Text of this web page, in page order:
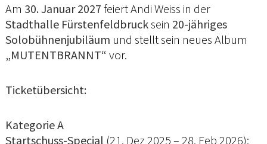
Am 30. Januar 2027 feiert Andi Weiss in der
Stadthalle Fürstenfeldbrucksein 20-jähriges
Solobühnenjubiläum und stellt sein neues Album
„MUTENTBRANNT“ vor.
Ticketübersicht:
Kategorie A
Startschuss-Special (21. Dez 2025 – 28. Feb 2026):